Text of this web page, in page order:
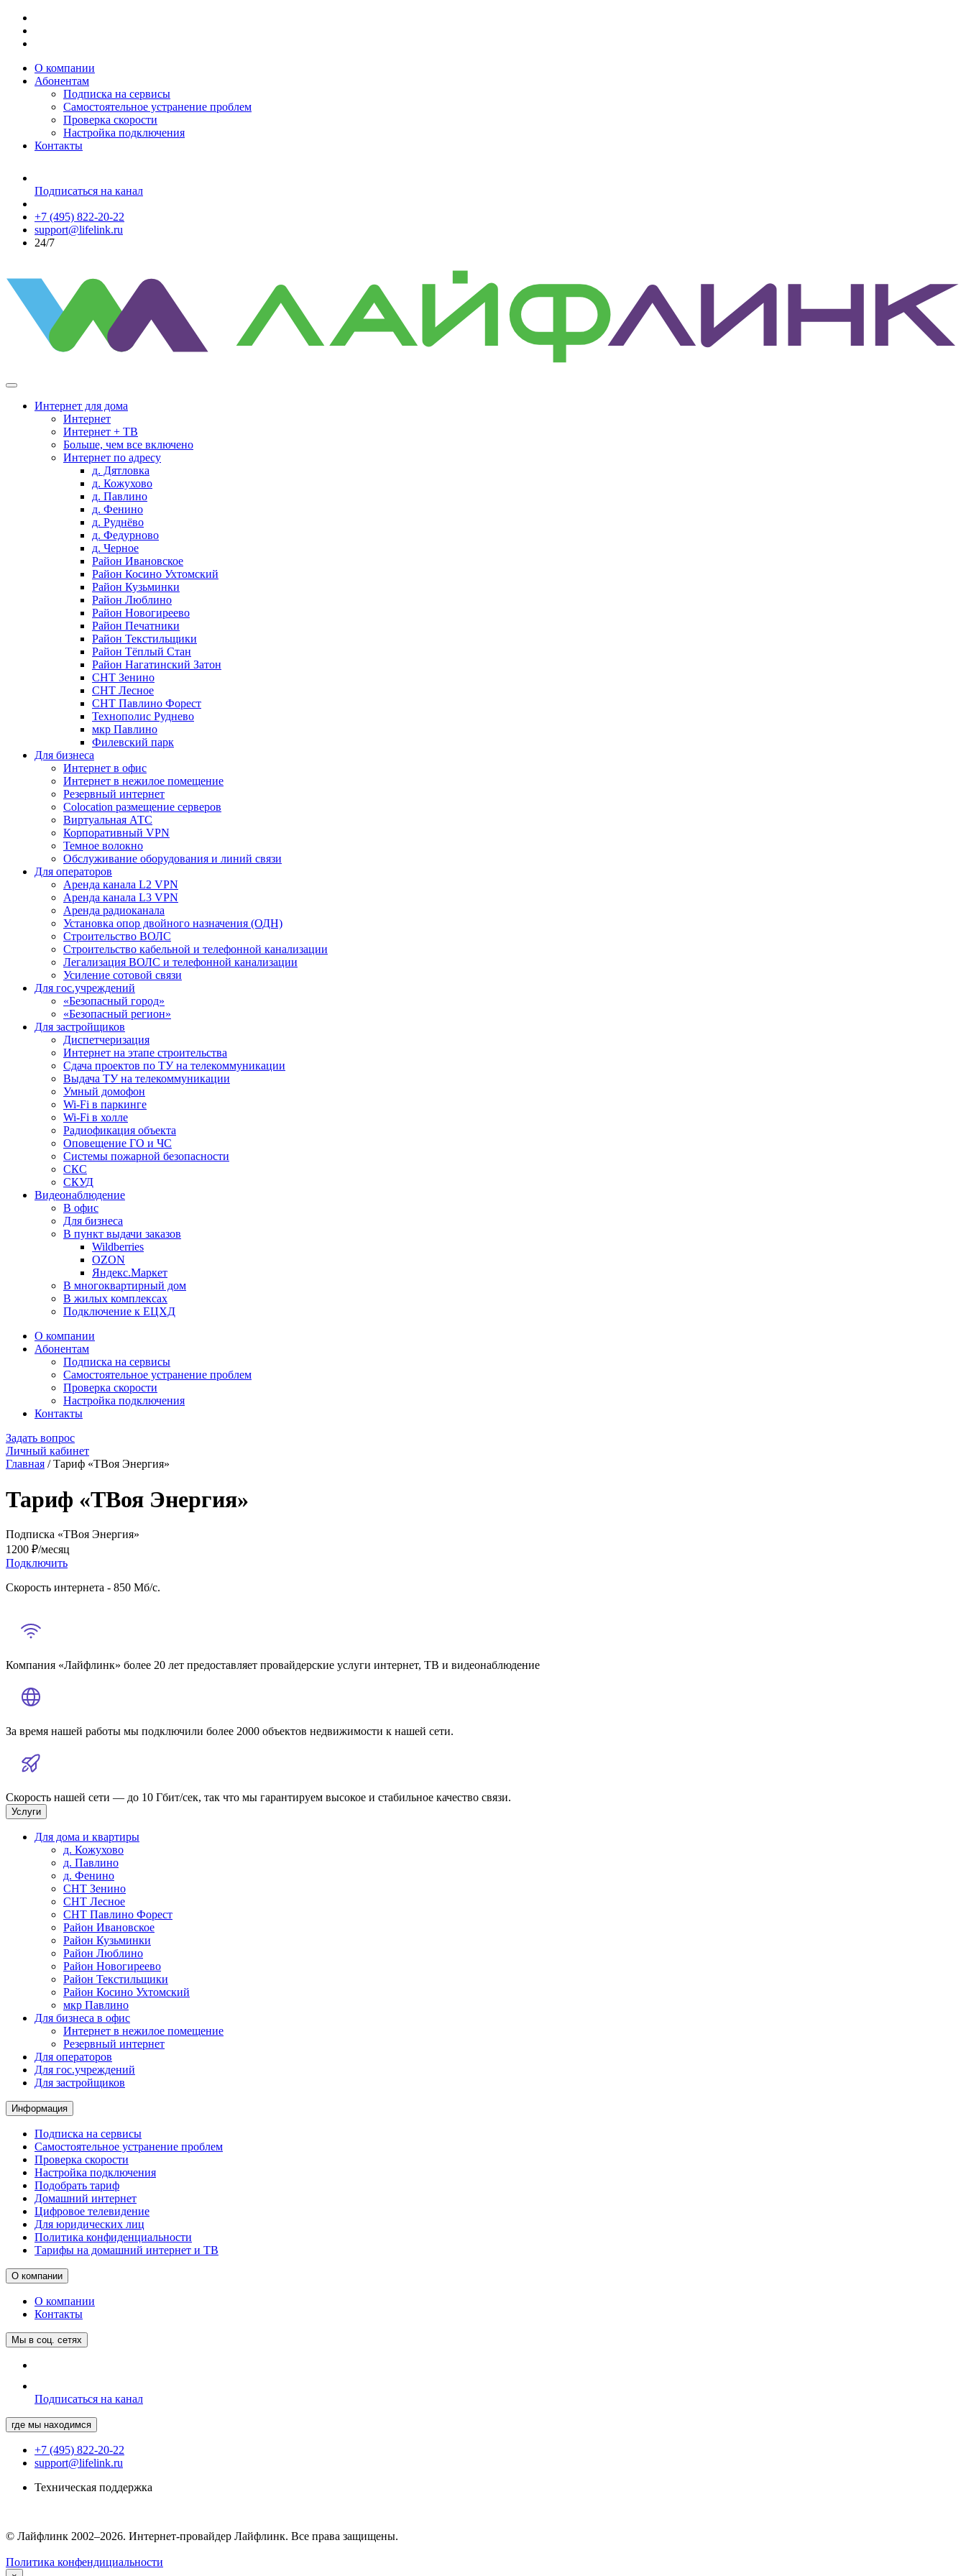
О компании
Абонентам
Подписка на сервисы
Самостоятельное устранение проблем
Проверка скорости
Настройка подключения
Контакты
Подписаться на канал
+7 (495) 822-20-22
support@lifelink.ru
24/7
Интернет для дома
Интернет
Интернет + ТВ
Больше, чем все включено
Интернет по адресу
д. Дятловка
д. Кожухово
д. Павлино
д. Фенино
д. Руднёво
д. Федурново
д. Черное
Район Ивановское
Район Косино Ухтомский
Район Кузьминки
Район Люблино
Район Новогиреево
Район Печатники
Район Текстильщики
Район Тёплый Стан
Район Нагатинский Затон
СНТ Зенино
СНТ Лесное
СНТ Павлино Форест
Технополис Руднево
мкр Павлино
Филевский парк
Для бизнеса
Интернет в офис
Интернет в нежилое помещение
Резервный интернет
Colocation размещение серверов
Виртуальная АТС
Корпоративный VPN
Темное волокно
Обслуживание оборудования и линий связи
Для операторов
Аренда канала L2 VPN
Аренда канала L3 VPN
Аренда радиоканала
Установка опор двойного назначения (ОДН)
Строительство ВОЛС
Строительство кабельной и телефонной канализации
Легализация ВОЛС и телефонной канализации
Усиление сотовой связи
Для гос.учреждений
«Безопасный город»
«Безопасный регион»
Для застройщиков
Диспетчеризация
Интернет на этапе строительства
Сдача проектов по ТУ на телекоммуникации
Выдача ТУ на телекоммуникации
Умный домофон
Wi-Fi в паркинге
Wi-Fi в холле
Радиофикация объекта
Оповещение ГО и ЧС
Системы пожарной безопасности
СКС
СКУД
Видеонаблюдение
В офис
Для бизнеса
В пункт выдачи заказов
Wildberries
OZON
Яндекс.Маркет
В многоквартирный дом
В жилых комплексах
Подключение к ЕЦХД
О компании
Абонентам
Подписка на сервисы
Самостоятельное устранение проблем
Проверка скорости
Настройка подключения
Контакты
Задать вопрос
Личный кабинет
Главная /Тариф «ТВоя Энергия»
Тариф «ТВоя Энергия»
Подписка «ТВоя Энергия»
1200 ₽/месяц
Подключить
Скорость интернета - 850 Мб/с.
Компания «Лайфлинк» более 20 лет предоставляет провайдерские услуги интернет, ТВ и видеонаблюдение
За время нашей работы мы подключили более 2000 объектов недвижимости к нашей сети.
Скорость нашей сети — до 10 Гбит/сек, так что мы гарантируем высокое и стабильное качество связи.
Услуги
Для дома и квартиры
д. Кожухово
д. Павлино
д. Фенино
СНТ Зенино
СНТ Лесное
СНТ Павлино Форест
Район Ивановское
Район Кузьминки
Район Люблино
Район Новогиреево
Район Текстильщики
Район Косино Ухтомский
мкр Павлино
Для бизнеса в офис
Интернет в нежилое помещение
Резервный интернет
Для операторов
Для гос.учреждений
Для застройщиков
Информация
Подписка на сервисы
Самостоятельное устранение проблем
Проверка скорости
Настройка подключения
Подобрать тариф
Домашний интернет
Цифровое телевидение
Для юридических лиц
Политика конфиденциальности
Тарифы на домашний интернет и ТВ
О компании
О компании
Контакты
Мы в соц. сетях
Подписаться на канал
где мы находимся
+7 (495) 822-20-22
support@lifelink.ru
Техническая поддержка
© Лайфлинк 2002–2026. Интернет-провайдер Лайфлинк. Все права защищены.
Политика конфендициальности